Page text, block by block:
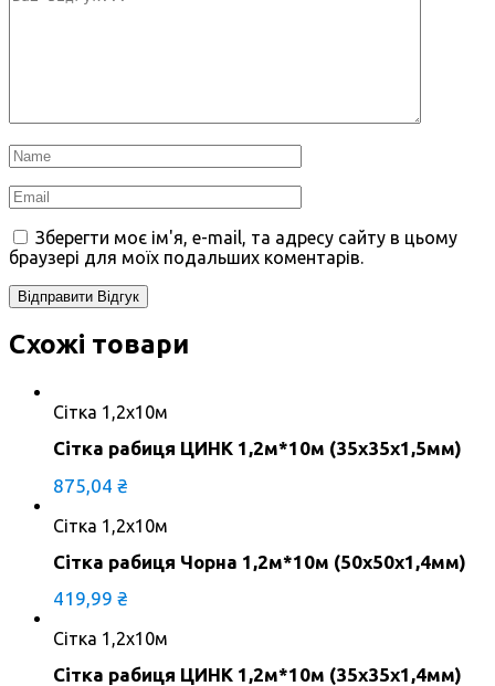
Зберегти моє ім'я, e-mail, та адресу сайту в цьому
браузері для моїх подальших коментарів.
Схожі товари
Сітка 1,2х10м
Сітка рабиця ЦИНК 1,2м*10м (35х35х1,5мм)
875,04 ₴
Сітка 1,2х10м
Сітка рабиця Чорна 1,2м*10м (50x50x1,4мм)
419,99 ₴
Сітка 1,2х10м
Сітка рабиця ЦИНК 1,2м*10м (35х35х1,4мм)